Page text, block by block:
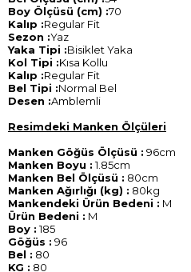
Boy Ölçüsü (cm) :70
Kalıp :Regular Fit
Sezon :Yaz
Yaka Tipi :Bisiklet Yaka
Kol Tipi :Kısa Kollu
Kalıp :Regular Fit
Bel Tipi :Normal Bel
Desen :Amblemli
Resimdeki Manken Ölçüleri
Manken Göğüs Ölçüsü : 96cm
Manken Boyu :1.85cm
Manken Bel Ölçüsü : 80cm
Manken Ağırlığı (kg) : 80kg
Mankendeki Ürün Bedeni : M
Ürün Bedeni : M
Boy :185
Göğüs : 96
Bel : 80
KG : 80